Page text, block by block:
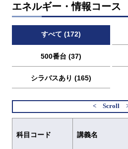
エネルギー・情報コース
すべて (172)
500番台 (37)
シラバスあり (165)
科目コード 講義名